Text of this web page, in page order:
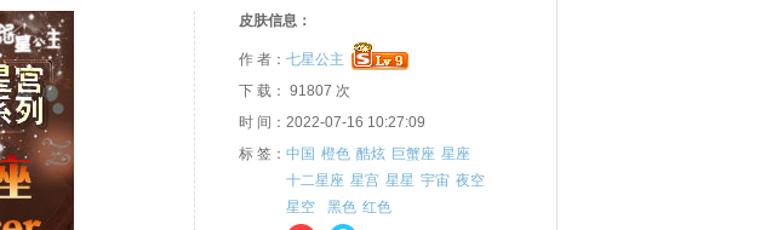
皮肤信息：
作 者： 七星公主
下 载： 91807 次
时 间：2022-07-16 10:27:09
标 签： 中国 橙色 酷炫 巨蟹座 星座
十二星座 星宫 星星 宇宙 夜空
星空
黑色 红色